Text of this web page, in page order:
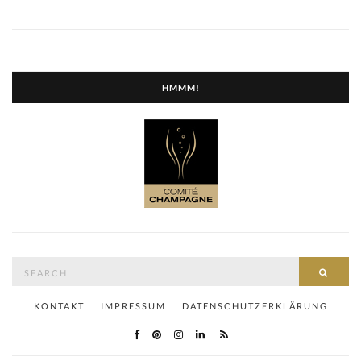
HMMM!
KONTAKT IMPRESSUM DATENSCHUTZERKLÄRUNG